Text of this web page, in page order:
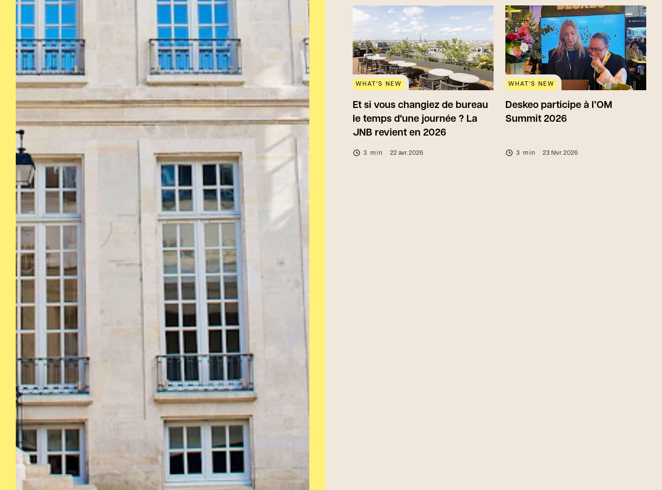
WHAT'S NEW
Et si vous changiez de bureau
le temps d'une journée ? La
JNB revient en 2026
3 min 22 avr. 2026
WHAT'S NEW
Deskeo participe à l’OM
Summit 2026
3 min 23 févr. 2026